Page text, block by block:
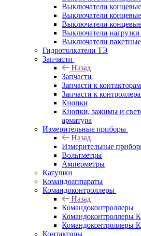
Выключатели
Выключатели
Выключатели
Выключатели
Выключатели пакетные
Гидротолкатели ТЭ
Запчасти
Назад
Запчасти
Запчасти к контакторам
Запчасти к
Кнопки
Кнопки, зажимы и
арматура
Измерительные приборы
Назад
Измерительные
Вольтметры
Амперметры
Катушки
Командоаппараты
Командоконтроллеры
Назад
Командоконтроллеры
Командоконтроллеры
Командоконтроллеры
Контакторы